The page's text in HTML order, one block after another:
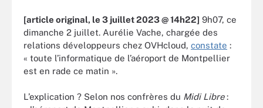
[article original, le 3 juillet 2023 @ 14h22] 9h07, ce
dimanche 2 juillet. Aurélie Vache, chargée des
relations développeurs chez OVHcloud, constate :
« toute l’informatique de l’aéroport de Montpellier
est en rade ce matin ».
L’explication ? Selon nos confrères du Midi Libre: